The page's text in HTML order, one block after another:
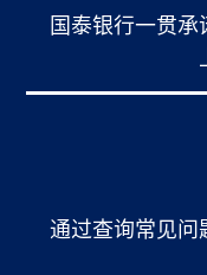
国泰银行一贯
通过查询常见问